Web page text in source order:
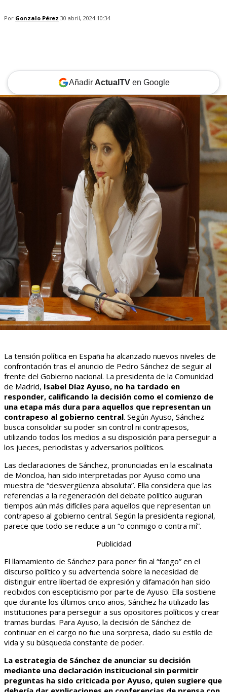
Por Gonzalo Pérez 30 abril, 2024 10:34
Añadir ActualTVen Google
La tensión política en España ha alcanzado nuevos niveles de
confrontación tras el anuncio de Pedro Sánchez de seguir al
frente del Gobierno nacional. La presidenta de la Comunidad
de Madrid, Isabel Díaz Ayuso, no ha tardado en
responder, calificando la decisión como el comienzo de
una etapa más dura para aquellos que representan un
contrapeso al gobierno central. Según Ayuso, Sánchez
busca consolidar su poder sin control ni contrapesos,
utilizando todos los medios a su disposición para perseguir a
los jueces, periodistas y adversarios políticos.
Las declaraciones de Sánchez, pronunciadas en la escalinata
de Moncloa, han sido interpretadas por Ayuso como una
muestra de “desvergüenza absoluta”. Ella considera que las
referencias a la regeneración del debate político auguran
tiempos aún más difíciles para aquellos que representan un
contrapeso al gobierno central. Según la presidenta regional,
parece que todo se reduce a un “o conmigo o contra mí”.
Publicidad
El llamamiento de Sánchez para poner fin al “fango” en el
discurso político y su advertencia sobre la necesidad de
distinguir entre libertad de expresión y difamación han sido
recibidos con escepticismo por parte de Ayuso. Ella sostiene
que durante los últimos cinco años, Sánchez ha utilizado las
instituciones para perseguir a sus opositores políticos y crear
tramas burdas. Para Ayuso, la decisión de Sánchez de
continuar en el cargo no fue una sorpresa, dado su estilo de
vida y su búsqueda constante de poder.
La estrategia de Sánchez de anunciar su decisión
mediante una declaración institucional sin permitir
preguntas ha sido criticada por Ayuso, quien sugiere que